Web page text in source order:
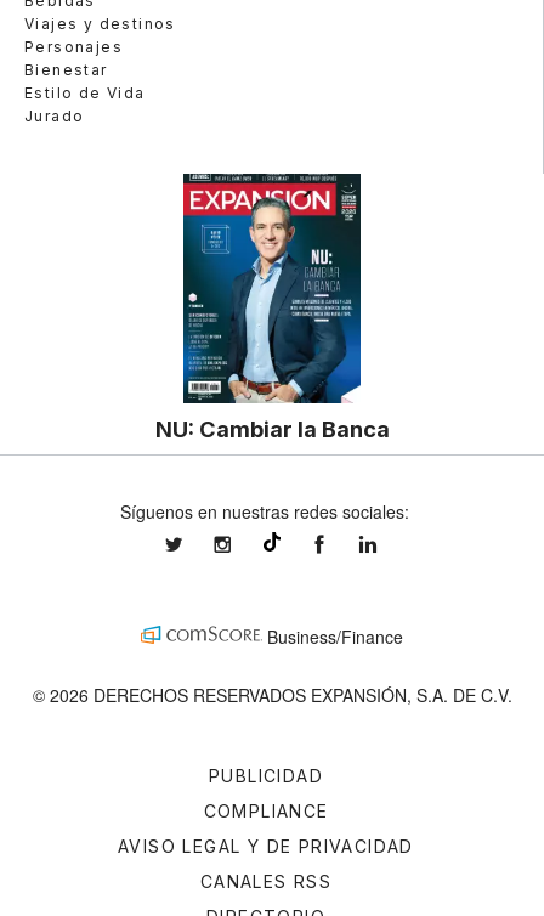
Viajes y destinos
Personajes
Bienestar
Estilo de Vida
Jurado
NU: Cambiar la Banca
PUBLICIDAD
COMPLIANCE
AVISO LEGAL Y DE PRIVACIDAD
CANALES RSS
Síguenos en nuestras redes sociales:
expansionmxexpansionmx ExpansionMex
Business/Finance
© 2026 DERECHOS RESERVADOS EXPANSIÓN, S.A. DE C.V.